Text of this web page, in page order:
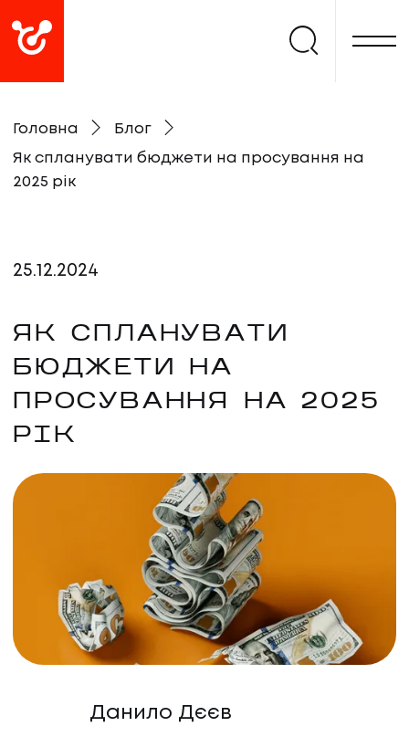
Головна Блог
Як спланувати бюджети на просування на
2025 рік
25.12.2024
ЯК СПЛАНУВАТИ
БЮДЖЕТИ НА
ПРОСУВАННЯ НА 2025
РІК
Данило Дєєв